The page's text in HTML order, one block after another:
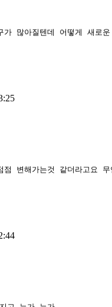
가 많아질텐데 어떻게 새로
점 변해가는것 같더라고요